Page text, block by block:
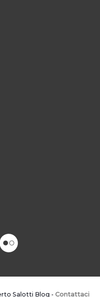
Salotti Blog - Contattaci